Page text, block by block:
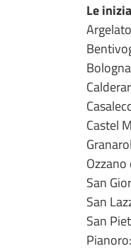
Le
Castel
San
San
San